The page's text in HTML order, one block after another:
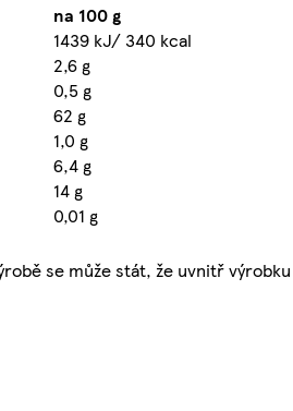
na 100 g
1439 kJ/ 340 kcal
2,6 g
0,5 g
62 g
1,0 g
6,4 g
14 g
0,01 g
se může stát, že uvnitř